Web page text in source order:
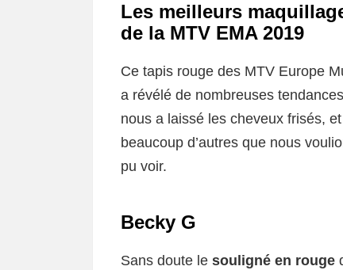
Les meilleurs
de la MTV EMA 2019
Ce tapis rouge des MTV Europe
a révélé de nombreuses
nous a laissé les cheveux frisés,
beaucoup d’autres que nous
pu voir.
Becky G
Sans doute le souligné en rouge